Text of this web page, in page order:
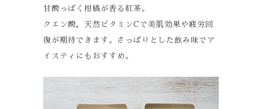
甘酸っぱく柑橘が香る紅茶。
クエン酸，天然ビタミンCで美肌効果や疲労回
復が期待できます。さっぱりとした飲み味でア
イスティにもおすすめ。